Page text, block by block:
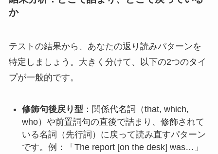
か
テストの結果から、あなたの返り読みパターンを
特定しましょう。大きく分けて、以下の2つのタイ
プが一般的です。
修飾句後戻り型 ：関係代名詞（that, which,
who）や前置詞句の直後で詰まり、修飾されて
いる名詞（先行詞）に戻って読み直すパターン
です。例：「The report [on the desk] was…」